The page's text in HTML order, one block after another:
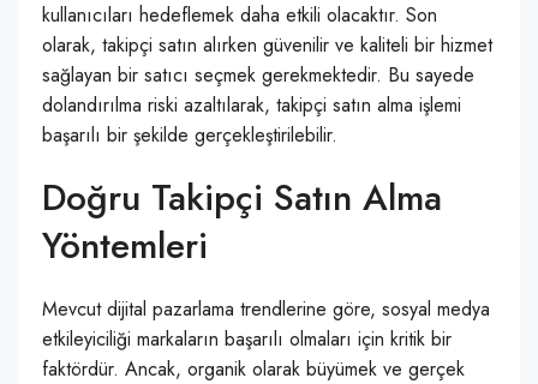
kullanıcıları hedeflemek daha etkili olacaktır. Son
olarak, takipçi satın alırken güvenilir ve kaliteli bir hizmet
sağlayan bir satıcı seçmek gerekmektedir. Bu sayede
dolandırılma riski azaltılarak, takipçi satın alma işlemi
başarılı bir şekilde gerçekleştirilebilir.
Doğru Takipçi Satın Alma
Yöntemleri
Mevcut dijital pazarlama trendlerine göre, sosyal medya
etkileyiciliği markaların başarılı olmaları için kritik bir
faktördür. Ancak, organik olarak büyümek ve gerçek